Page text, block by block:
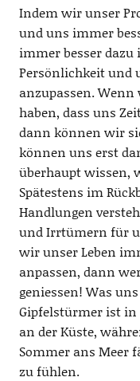
Indem wir unser
und uns immer
immer besser dazu
Persönlichkeit und
anzupassen.
haben, dass uns
dann können wir
können uns erst
überhaupt wissen,
Spätestens im
Handlungen
und Irrtümern für
wir unser Leben
anpassen, dann
geniessen! Was
Gipfelstürmer ist in
an der Küste,
Sommer ans Meer
zu fühlen.